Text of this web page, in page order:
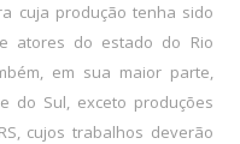
cuja produção tenha sido
atores do estado do Rio
em sua maior parte,
do Sul, exceto produções
cujos trabalhos deverão